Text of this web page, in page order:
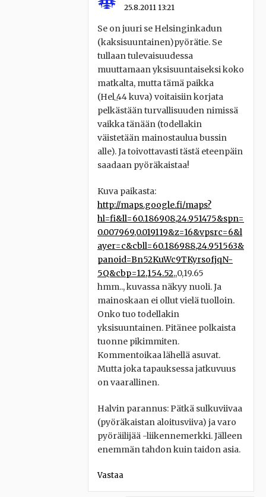
25.8.2011 13:21
Se on juuri se Helsinginkadun
(kaksisuuntainen)pyörätie. Se
tullaan tulevaisuudessa
muuttamaan yksisuuntaiseksi koko
matkalta, mutta tämä paikka
(Hel_44 kuva) voitaisiin korjata
pelkästään turvallisuuden nimissä
vaikka tänään (todellakin
väistetään mainostaulua bussin
alle). Ja toivottavasti tästä eteenpäin
saadaan pyöräkaistaa!
Kuva paikasta:
http://maps.google.fi/maps?
hl=fi&ll=60.186908,24.951475&spn=
0.007969,0.019119&z=16&vpsrc=6&l
ayer=c&cbll=60.186988,24.951563&
panoid=Bn52KuWc9TKyrsofjqN-
5Q&cbp=12,154.52,,0,19.65
hmm.., kuvassa näkyy nuoli. Ja
mainoskaan ei ollut vielä tuolloin.
Onko tuo todellakin
yksisuuntainen. Pitänee polkaista
tuonne pikimmiten.
Kommentoikaa lähellä asuvat.
Mutta joka tapauksessa jatkuvuus
on vaarallinen.
Halvin parannus: Pätkä sulkuviivaa
(pyöräkaistan aloitusviiva) ja varo
pyöräilijää -liikennemerkki. Jälleen
enemmän tahdon kuin taidon asia.
Vastaa